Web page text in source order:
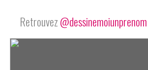
Retrouvez@dessinemoiunprenom